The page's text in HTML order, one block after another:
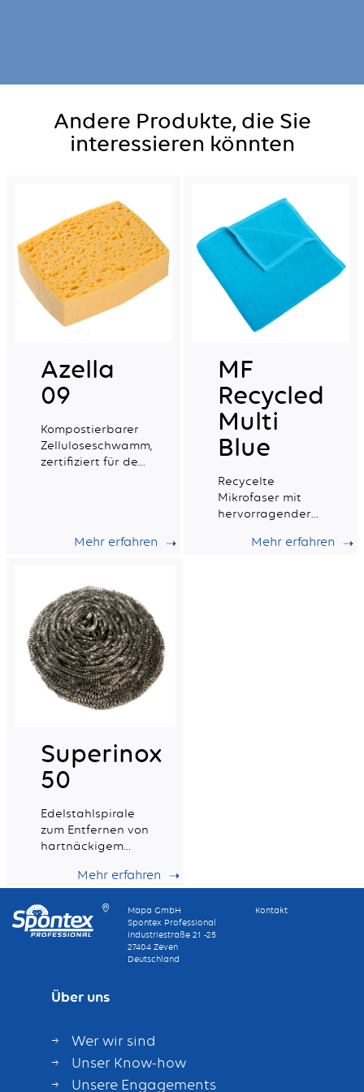
Andere Produkte, die Sie
interessieren könnten
Azella
09
Kompostierbarer
Zelluloseschwamm,
zertifiziert für den
Mehr erfahren
MF
Recycled
Multi
Blue
Recycelte
Mikrofaser mit
hervorragender
ideal für die
Mehr erfahren
Superinox
50
Edelstahlspirale
zum Entfernen von
hartnäckigem
Mehr erfahren
Mapa GmbH
Spontex Professional
Industriestraße 21 -25
27404 Zeven
Deutschland
Kontakt
Über uns
Wer wir sind
Unser Know-how
Unsere Engagements